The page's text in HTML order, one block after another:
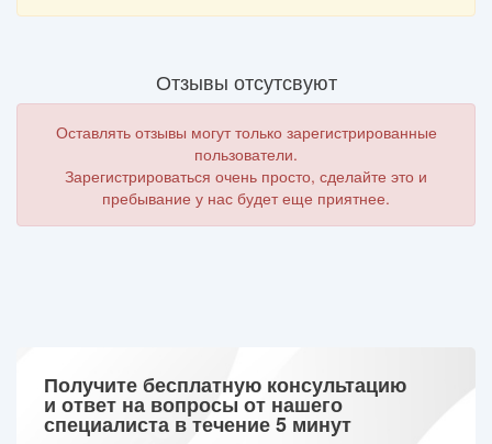
Отзывы отсутсвуют
Оставлять отзывы могут только зарегистрированные
пользователи.
Зарегистрироваться очень просто, сделайте это и
пребывание у нас будет еще приятнее.
Получите бесплатную консультацию
и ответ на вопросы от нашего
специалиста в течение 5 минут